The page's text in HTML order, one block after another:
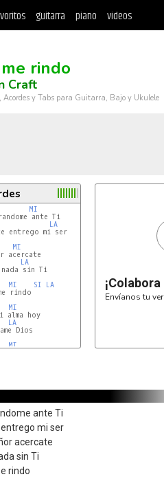
guitarra piano videos
rindo
Craft
Acordes y Tabs para Guitarra, Bajo y Ukulele
MI
ante Ti
LA
entrego mi ser
MI
acercate
LA
sin Ti
MI SI
LA
rindo
MI
alma hoy
LA
Dios
MI
Envíanos tu
ante Ti
mi ser
acercate
sin Ti
rindo